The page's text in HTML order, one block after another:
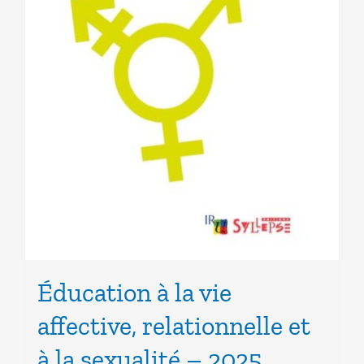
Éducation à la vie
affective, relationnelle et